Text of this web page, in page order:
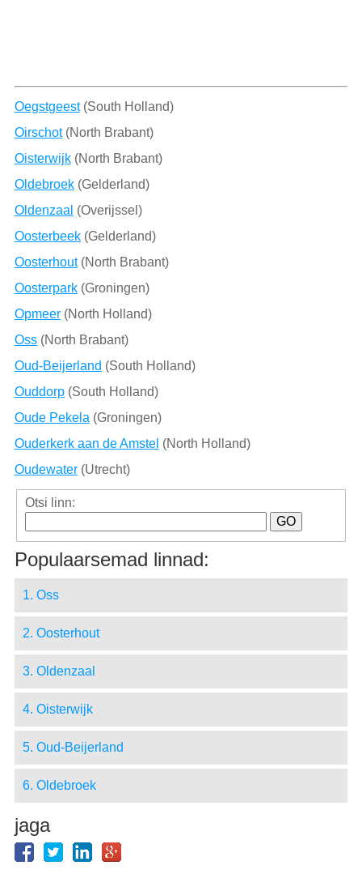
Oegstgeest(South Holland)
Oirschot(North Brabant)
Oisterwijk(North Brabant)
Oldebroek(Gelderland)
Oldenzaal (Overijssel)
Oosterbeek(Gelderland)
Oosterhout(North Brabant)
Oosterpark(Groningen)
Opmeer(North Holland)
Oss(North Brabant)
Oud-Beijerland (South Holland)
Ouddorp(South Holland)
Oude Pekela (Groningen)
Ouderkerk aan de Amstel (North Holland)
Oudewater(Utrecht)
Otsi linn:
Populaarsemad linnad:
1. Oss
2. Oosterhout
3. Oldenzaal
4. Oisterwijk
5. Oud-Beijerland
6. Oldebroek
jaga